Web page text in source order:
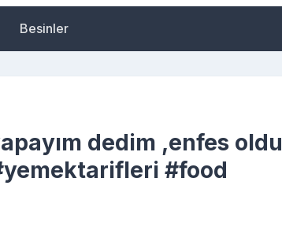
Besinler
dedim ,enfes oldu
#food